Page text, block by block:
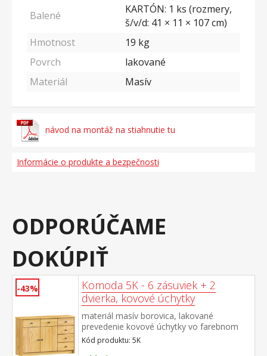
Balené
KARTÓN: 1 ks (rozmery,
š/v/d: 41 × 11 × 107 cm)
Hmotnost
19 kg
Povrch
lakované
Materiál
Masív
návod na montáž na stiahnutie tu
Informácie o produkte a bezpečnosti
ODPORÚČAME
DOKÚPIŤ
-43%
Komoda 5K - 6 zásuviek + 2
dvierka, kovové úchytky
materiál masív borovica, lakované
prevedenie kovové úchytky vo farebnom
prevedení černená mosadz 6 zásuviek s
kovovými pojazdmi, skrinka s dvierkami a
Kód produktu: 5K